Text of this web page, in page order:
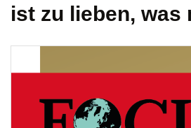
ist zu lieben, was